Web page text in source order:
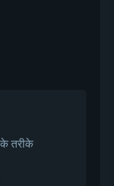
तरीके